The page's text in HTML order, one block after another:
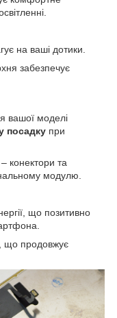
на ваші дотики.
забезпечує
вашої моделі
посадку при
конектори та
модулю.
що позитивно
що продовжує